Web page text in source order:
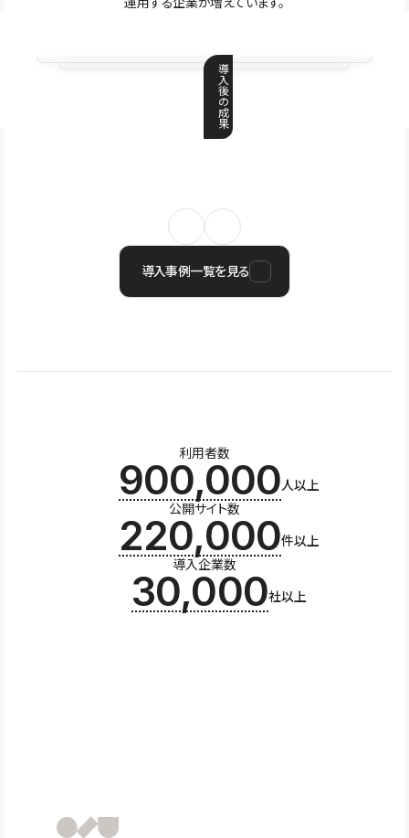
導
入
後
の
成
果
導入事例一覧を見る
利用者数
900,000人以上
公開サイト数
220,000件以上
導入企業数
30,000社以上